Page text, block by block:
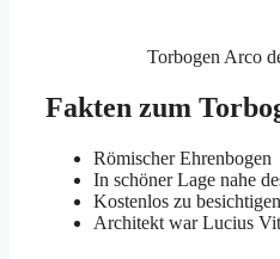
Torbogen Arco
Fakten zum
Römischer Ehrenbogen
In schöner Lage nahe
Kostenlos zu
Architekt war Lucius